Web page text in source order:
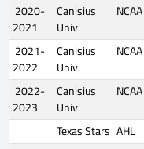
2020-
2021
Canisius
Univ.
NCAA
2021-
2022
Canisius
Univ.
NCAA
2022-
2023
Canisius
Univ.
NCAA
Texas Stars AHL